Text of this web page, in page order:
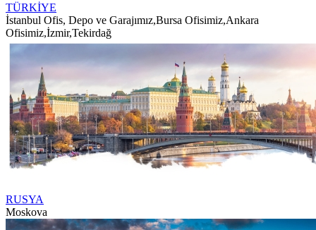
TÜRKİYE
İstanbul Ofis, Depo ve Garajımız,Bursa Ofisimiz,Ankara
Ofisimiz,İzmir,Tekirdağ
RUSYA
Moskova